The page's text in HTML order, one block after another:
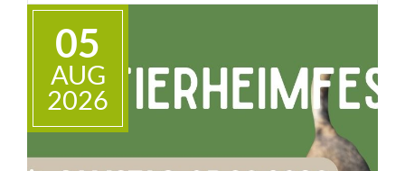
05
AUG
2026